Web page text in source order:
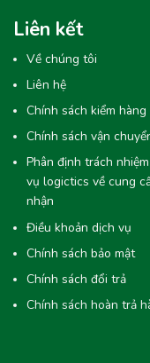
Liên kết
Về chúng tôi
Liên hệ
Chính sách kiểm hàng
Chính sách vận
Phân định trách
vụ logictics về cung
nhận
Điều khoản dịch vụ
Chính sách bảo mật
Chính sách đổi trả
Chính sách hoàn trả